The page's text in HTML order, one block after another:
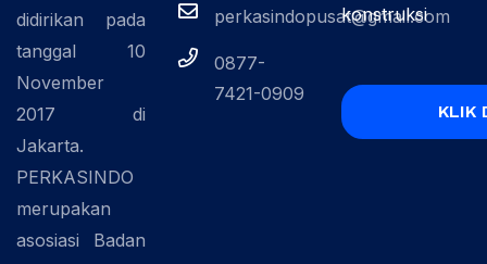
didirikan pada
tanggal 10
November
2017 di
Jakarta.
PERKASINDO
merupakan
asosiasi Badan
perkasindopusat@gmail.com
0877-
7421-0909
konstruksi
KLIK